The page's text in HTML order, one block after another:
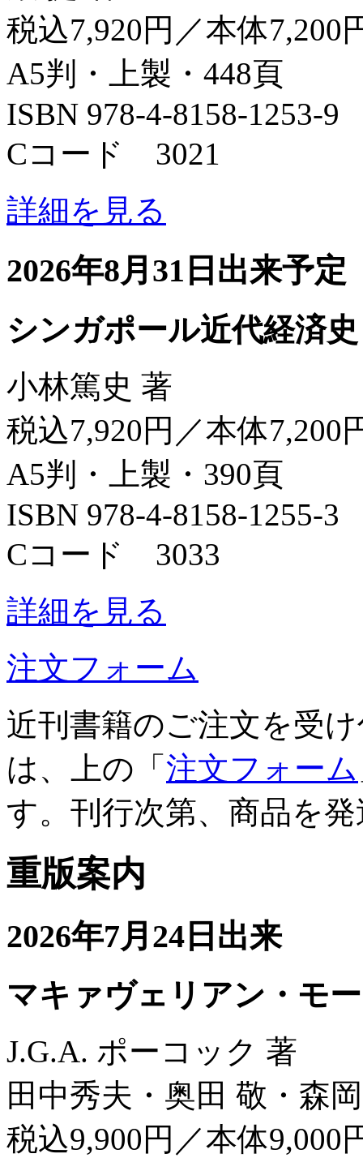
税込7,920円／本体7,200
A5判・上製・448頁
ISBN 978-4-8158-1253-9
Cコード 3021
詳細を見る
2026年8月31日出来予定
シンガポール近代経済史
小林篤史 著
税込7,920円／本体7,200
A5判・上製・390頁
ISBN 978-4-8158-1255-3
Cコード 3033
詳細を見る
注文フォーム
近刊書籍のご注文を受
は、上の「 注文フォーム
す。刊行次第、商品を
重版案内
2026年7月24日出来
マキァヴェリアン・モ
J.G.A. ポーコック 著
田中秀夫・奥田 敬・森
税込9,900円／本体9,000